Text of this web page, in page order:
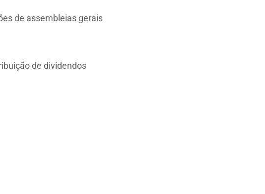
de assembleias gerais
de dividendos